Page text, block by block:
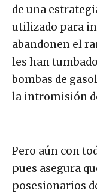
de una
utilizado para
abandonen el
les han
bombas de
la intromisión
Pero aún con
pues asegura
posesionarios